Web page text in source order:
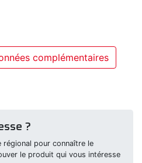
complémentaires
?
pour connaître le
le produit qui vous intéresse